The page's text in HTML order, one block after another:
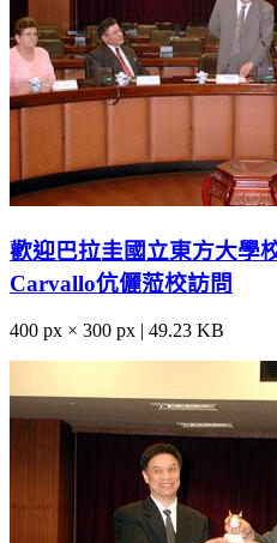
歡迎巴拉圭國立東方大學
Carvallo伉儷蒞校訪問
400 px × 300 px | 49.23 KB